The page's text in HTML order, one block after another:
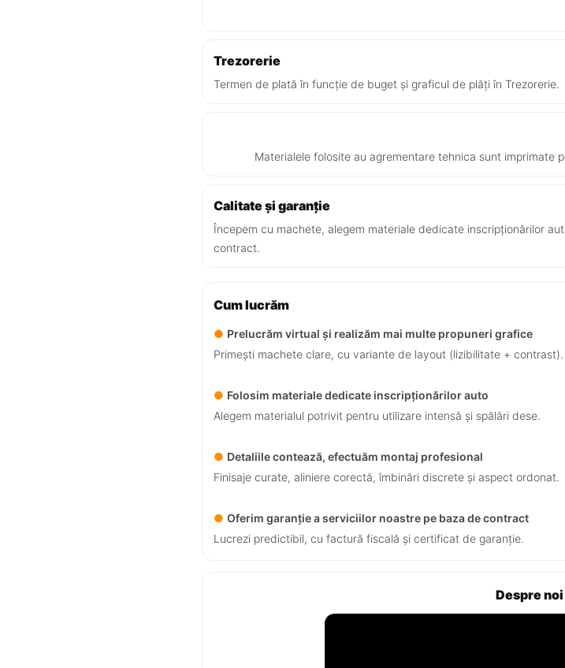
Trezorerie
Termen de plată în funcție de buget și graficul de plăți în Trezorerie.
Materialele folosite au agrementare tehnica sunt imprimate
Calitate și garanție
Începem cu machete, alegem materiale dedicate inscripționărilor
contract.
Cum lucrăm
● Prelucrăm virtual și realizăm mai multe propuneri grafice
Primești machete clare, cu variante de layout (lizibilitate + contrast).
● Folosim materiale dedicate inscripționărilor auto
Alegem materialul potrivit pentru utilizare intensă și spălări dese.
● Detaliile contează, efectuăm montaj profesional
Finisaje curate, aliniere corectă, îmbinări discrete și aspect ordonat.
● Oferim garanție a serviciilor noastre pe baza de contract
Lucrezi predictibil, cu factură fiscală și certificat de garanție.
Despre noi